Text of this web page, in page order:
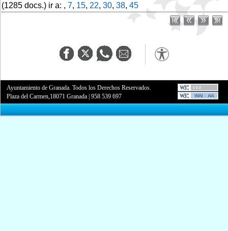
(1285 docs.) ir a: , 7, 15, 22, 30, 38, 45
Ayuntamiento de Granada. Todos los Derechos Reservados.
Plaza del Carmen,18071 Granada |958 539 697